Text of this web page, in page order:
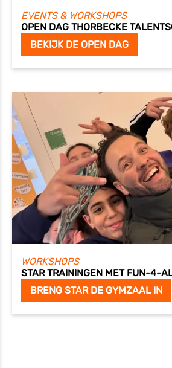
EVENTS & WORKSHOPS
OPEN DAG THORBECKE
BEKIJK DE OPEN DAG
WORKSHOPS
STAR TRAININGEN MET FUN-4-
BRENG STAR DE GYMZAAL IN